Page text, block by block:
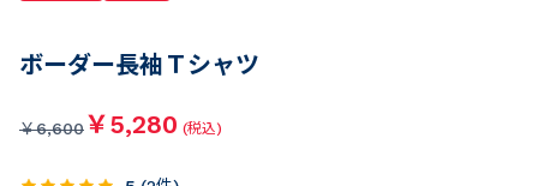
ボーダー長袖Ｔシャツ
￥6,600￥5,280 (税込)